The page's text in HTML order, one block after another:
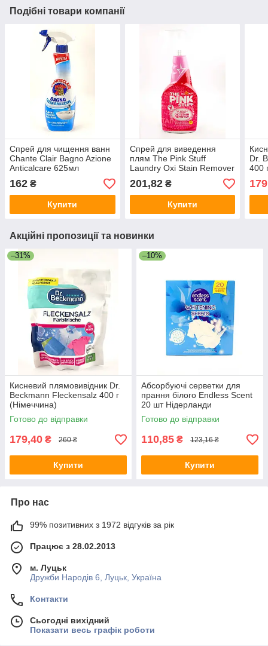
Подібні товари компанії
Спрей для чищення ванн
Chante Clair Bagno Azione
Anticalcare 625мл
162 ₴
Купити
Спрей для виведення
плям The Pink Stuff
Laundry Oxi Stain Remover
500мл Великобританія
201,82₴
Купити
Dr.
400
Акційні пропозиції та новинки
–31%
Кисневий плямовивідник Dr.
Beckmann Fleckensalz 400 г
(Німеччина)
Готово до відправки
179,40 ₴ 260 ₴
Купити
–10%
Абсорбуючі серветки для
прання білого Endless Scent
20 шт Нідерланди
Готово до відправки
110,85 ₴ 123,16 ₴
Купити
Про нас
99% позитивних з 1972 відгуків за рік
Працює з 28.02.2013
м. Луцьк
Дружби Народів 6, Луцьк, Україна
Контакти
Сьогодні вихідний
Показати весь графік роботи